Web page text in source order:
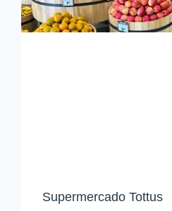
Supermercado Tottus